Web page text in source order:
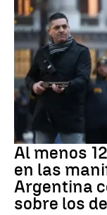
Protestas
Al menos
en las
Argentina
sobre los